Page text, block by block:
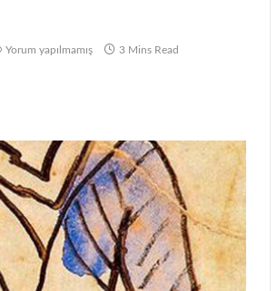
Yorum yapılmamış 3 Mins Read